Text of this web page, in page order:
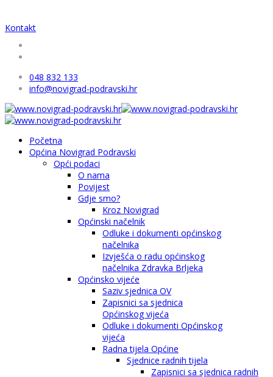
Kontakt
048 832 133
info@novigrad-podravski.hr
Početna
Općina Novigrad Podravski
Opći podaci
O nama
Povijest
Gdje smo?
Kroz Novigrad
Općinski načelnik
Odluke i dokumenti općinskog
načelnika
Izvješća o radu općinskog
načelnika Zdravka Brljeka
Općinsko vijeće
Saziv sjednica OV
Zapisnici sa sjednica
Općinskog vijeća
Odluke i dokumenti Općinskog
vijeća
Radna tijela Općine
Sjednice radnih tijela
Zapisnici sa sjednica radnih